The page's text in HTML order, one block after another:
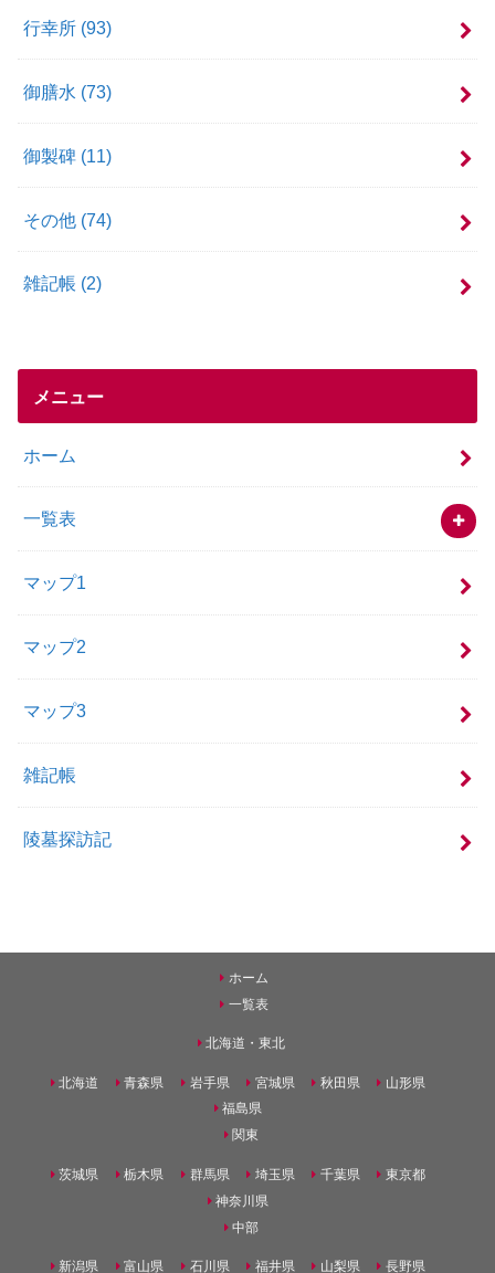
行幸所 (93)
御膳水 (73)
御製碑 (11)
その他 (74)
雑記帳 (2)
メニュー
ホーム
一覧表
マップ1
マップ2
マップ3
雑記帳
陵墓探訪記
ホーム
一覧表
北海道・東北
北海道 青森県 岩手県 宮城県 秋田県
山形県
福島県
関東
茨城県 栃木県 群馬県 埼玉県 千葉県
東京都
神奈川県
中部
新潟県 富山県 石川県 福井県 山梨県 長野県